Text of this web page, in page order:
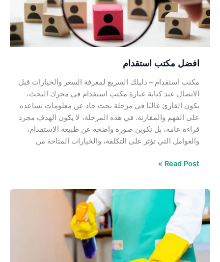
افضل مكتب استقدام
مكتب استقدام – دليلك السريع لمعرفة السعر والخيارات قبل
الاتصال عند كتابة عبارة مكتب استقدام في محرك البحث،
يكون القارئ غالبًا في مرحلة بحث جاد عن معلومات تساعده
على الفهم والمقارنة. في هذه المرحلة، لا يكون الهدف مجرد
قراءة عامة، بل تكوين صورة واضحة عن طبيعة الاستقدام،
والعوامل التي تؤثر على التكلفة، والخيارات المتاحة من
Read Post »
من
بنجلاديش